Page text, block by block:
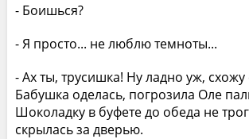
- Боишься?
- Я просто... не люблю темноты...
- Аx ты, трусишка! Ну ладно уж, схожу
Бабушка оделась, погрозила Оле
Шоколадку в буфете до обеда не
скрылась за дверью.